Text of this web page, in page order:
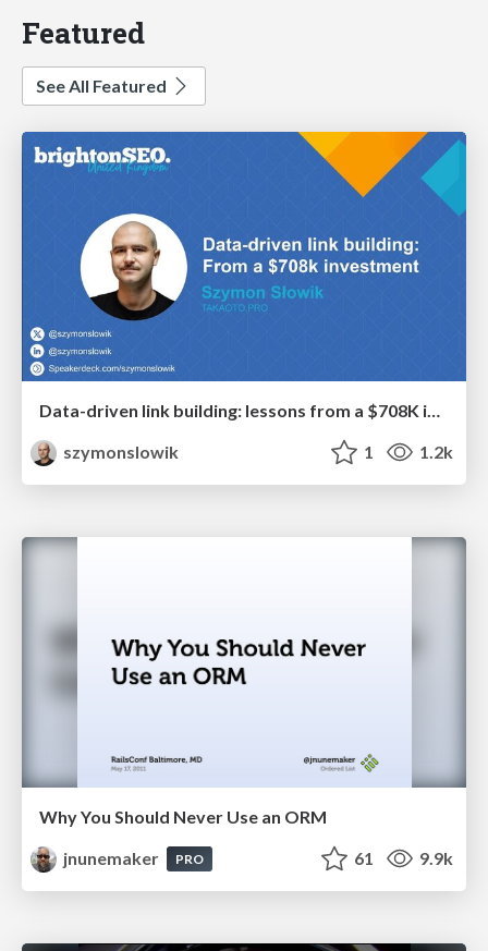
Featured
See All Featured
Data-driven link building: lessons from a $708K investment (BrightonSEO talk)
szymonslowik
1 1.2k
Why You Should Never Use an ORM
jnunemaker
PRO 61 9.9k